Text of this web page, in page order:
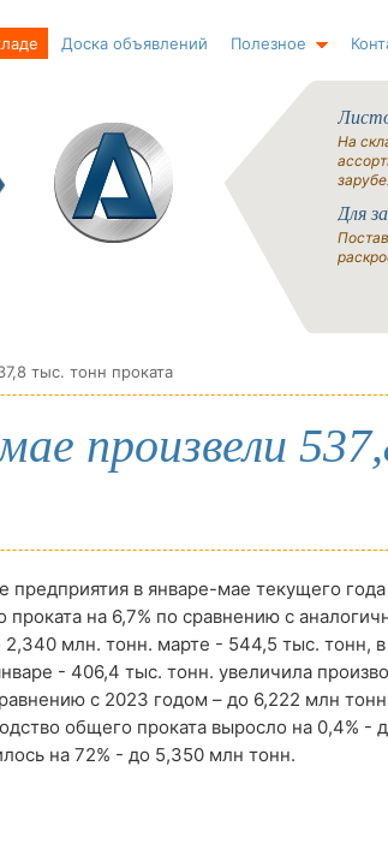
Доска объявлений Полезное
На
Для
тыс. тонн проката
произвели
предприятия в январе-мае текущего года
проката на 6,7% по сравнению с
млн. тонн. марте - 544,5 тыс. тонн, в
- 406,4 тыс. тонн. увеличила
с 2023 годом – до 6,222 млн
общего проката выросло на 0,4% -
на 72% - до 5,350 млн тонн.